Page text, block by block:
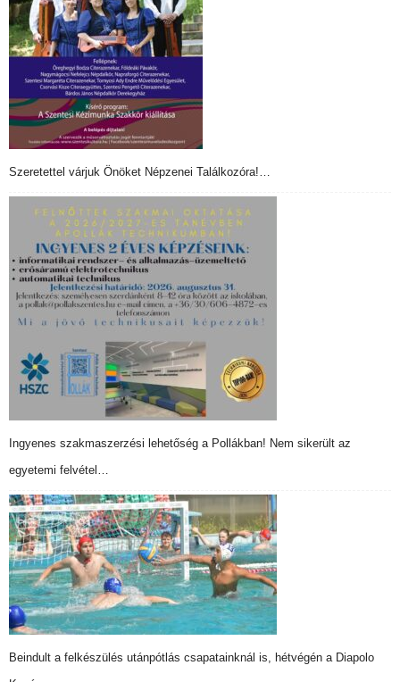
Szeretettel várjuk Önöket Népzenei Találkozóra!…
Ingyenes szakmaszerzési lehetőség a Pollákban! Nem sikerült az
egyetemi felvétel…
Beindult a felkészülés utánpótlás csapatainknál is, hétvégén a Diapolo